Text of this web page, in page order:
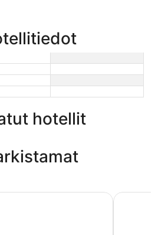
hotellit
Citystay